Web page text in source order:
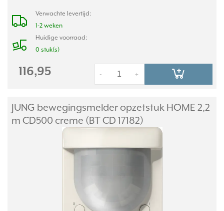
Verwachte levertijd:
1-2 weken
Huidige voorraad:
0 stuk(s)
116,95 +
-
JUNG bewegingsmelder opzetstuk HOME 2,2
m CD500 creme (BT CD 17182)